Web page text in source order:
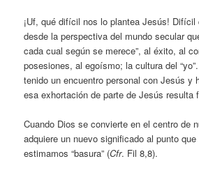
¡Uf, qué difícil nos lo plantea Jesús! Difícil
desde la perspectiva del mundo secular
cada cual según se merece”, al éxito, al
posesiones, al egoísmo; la cultura del
tenido un encuentro personal con Jesús y
esa exhortación de parte de Jesús resulta
Cuando Dios se convierte en el centro de
adquiere un nuevo significado al punto
estimamos “basura” (Cfr. Fil 8,8).